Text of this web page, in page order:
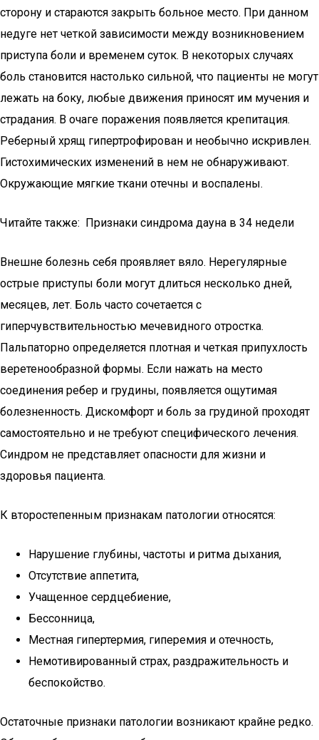
сторону и стараются закрыть больное место. При данном
недуге нет четкой зависимости между возникновением
приступа боли и временем суток. В некоторых случаях
боль становится настолько сильной, что пациенты не могут
лежать на боку, любые движения приносят им мучения и
страдания. В очаге поражения появляется крепитация.
Реберный хрящ гипертрофирован и необычно искривлен.
Гистохимических изменений в нем не обнаруживают.
Окружающие мягкие ткани отечны и воспалены.
Читайте также: Признаки синдрома дауна в 34 недели
Внешне болезнь себя проявляет вяло. Нерегулярные
острые приступы боли могут длиться несколько дней,
месяцев, лет. Боль часто сочетается с
гиперчувствительностью мечевидного отростка.
Пальпаторно определяется плотная и четкая припухлость
веретенообразной формы. Если нажать на место
соединения ребер и грудины, появляется ощутимая
болезненность. Дискомфорт и боль за грудиной проходят
самостоятельно и не требуют специфического лечения.
Синдром не представляет опасности для жизни и
здоровья пациента.
К второстепенным признакам патологии относятся:
Нарушение глубины, частоты и ритма дыхания,
Отсутствие аппетита,
Учащенное сердцебиение,
Бессонница,
Местная гипертермия, гиперемия и отечность,
Немотивированный страх, раздражительность и
беспокойство.
Остаточные признаки патологии возникают крайне редко.